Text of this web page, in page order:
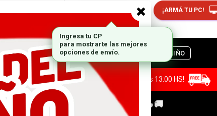
Ingresar CP y ciudad ¡ARMÁ TU PC!
PLACAS DE VIDEO MARCAS DIA DEL NIÑO
rededores) Acreditando tu compra antes de las 13:00 HS!
LA COMPRA DE UNA PC GAMER🔥🚚